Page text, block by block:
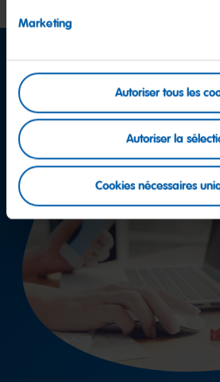
Marketing
Autoriser tous les
Autoriser la
Cookies nécessaires